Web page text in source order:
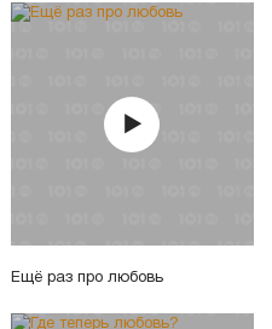
Ещё раз про любовь